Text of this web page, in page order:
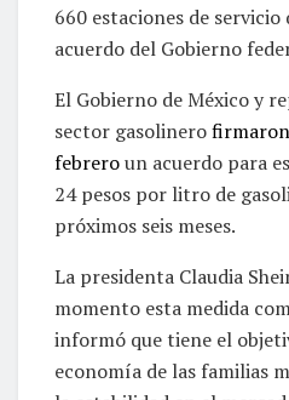
660 estaciones de
acuerdo del Gobierno
El Gobierno de México y
sector gasolinero
febreroun acuerdo para
24 pesos por litro de
próximos seis meses.
La presidenta Claudia
momento esta medida
informó que tiene el
economía de las familias